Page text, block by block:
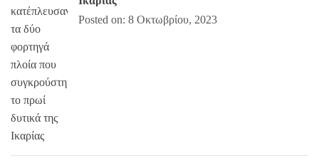
Posted on: 8 Οκτωβρίου, 2023